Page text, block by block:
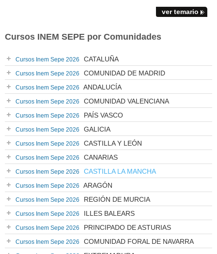
ver temario
Cursos INEM SEPE por Comunidades
Cursos Inem Sepe 2026 CATALUÑA
Cursos Inem Sepe 2026 COMUNIDAD DE MADRID
Cursos Inem Sepe 2026 ANDALUCÍA
Cursos Inem Sepe 2026 COMUNIDAD VALENCIANA
Cursos Inem Sepe 2026 PAÍS VASCO
Cursos Inem Sepe 2026 GALICIA
Cursos Inem Sepe 2026 CASTILLA Y LEÓN
Cursos Inem Sepe 2026 CANARIAS
Cursos Inem Sepe 2026 CASTILLA LA MANCHA
Cursos Inem Sepe 2026 ARAGÓN
Cursos Inem Sepe 2026 REGIÓN DE MURCIA
Cursos Inem Sepe 2026 ILLES BALEARS
Cursos Inem Sepe 2026 PRINCIPADO DE ASTURIAS
Cursos Inem Sepe 2026 COMUNIDAD FORAL DE NAVARRA